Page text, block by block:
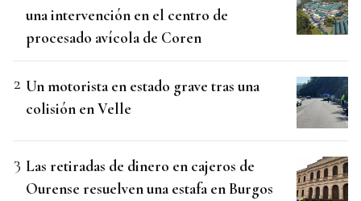
una intervención en el centro de
procesado avícola de Coren
Un motorista en estado grave tras una
colisión en Velle
Las retiradas de dinero en cajeros de
Ourense resuelven una estafa en Burgos